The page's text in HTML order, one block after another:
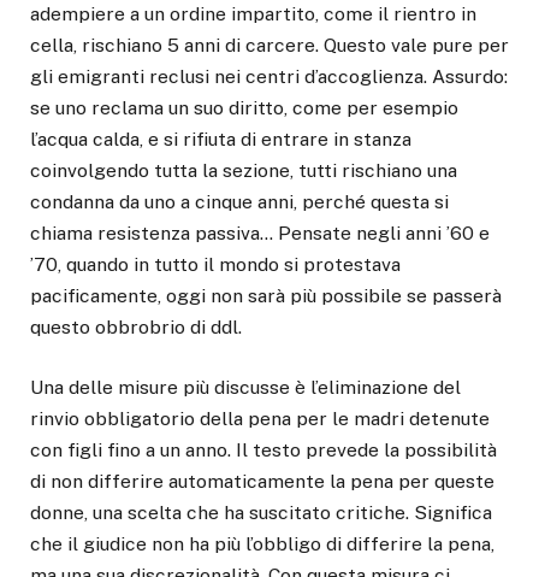
adempiere a un ordine impartito, come il rientro in
cella, rischiano 5 anni di carcere. Questo vale pure per
gli emigranti reclusi nei centri d’accoglienza. Assurdo:
se uno reclama un suo diritto, come per esempio
l’acqua calda, e si rifiuta di entrare in stanza
coinvolgendo tutta la sezione, tutti rischiano una
condanna da uno a cinque anni, perché questa si
chiama resistenza passiva… Pensate negli anni ’60 e
’70, quando in tutto il mondo si protestava
pacificamente, oggi non sarà più possibile se passerà
questo obbrobrio di ddl.
Una delle misure più discusse è l’eliminazione del
rinvio obbligatorio della pena per le madri detenute
con figli fino a un anno. Il testo prevede la possibilità
di non differire automaticamente la pena per queste
donne, una scelta che ha suscitato critiche. Significa
che il giudice non ha più l’obbligo di differire la pena,